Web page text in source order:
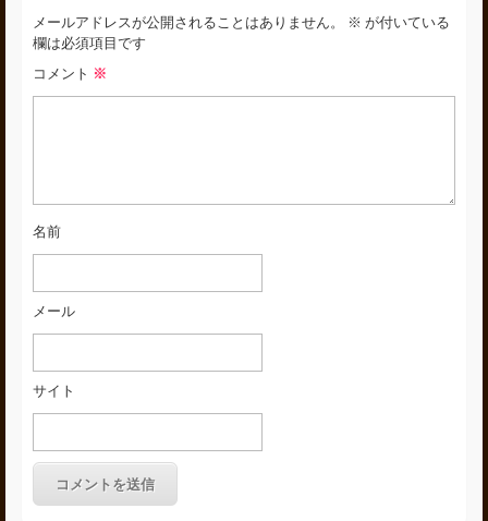
メールアドレスが公開されることはありません。 ※ が付いている
欄は必須項目です
コメント ※
名前
メール
サイト